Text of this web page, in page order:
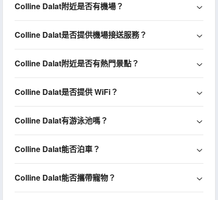
Colline Dalat附近是否有機場？
Colline Dalat是否提供機場接送服務？
Colline Dalat附近是否有熱門景點？
Colline Dalat是否提供 WiFi？
Colline Dalat有游泳池嗎？
Colline Dalat能否泊車？
Colline Dalat能否攜帶寵物？